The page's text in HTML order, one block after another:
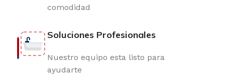
comodidad
Soluciones Profesionales
Nuestro equipo esta listo para
ayudarte